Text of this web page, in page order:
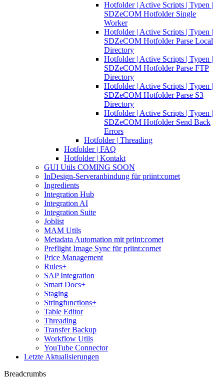
Hotfolder | Active Scripts | Typen |
SDZeCOM Hotfolder Single
Worker
Hotfolder | Active Scripts | Typen |
SDZeCOM Hotfolder Parse Local
Directory
Hotfolder | Active Scripts | Typen |
SDZeCOM Hotfolder Parse FTP
Directory
Hotfolder | Active Scripts | Typen |
SDZeCOM Hotfolder Parse S3
Directory
Hotfolder | Active Scripts | Typen |
SDZeCOM Hotfolder Send Back
Errors
Hotfolder | Threading
Hotfolder | FAQ
Hotfolder | Kontakt
GUI Utils COMING SOON
InDesign-Serveranbindung für priint:comet
Ingredients
Integration Hub
Integration AI
Integration Suite
Joblist
MAM Utils
Metadata Automation mit priint:comet
Preflight Image Sync für priint:comet
Price Management
Rules+
SAP Integration
Smart Docs+
Staging
Stringfunctions+
Table Editor
Threading
Transfer Backup
Workflow Utils
YouTube Connector
Letzte Aktualisierungen
Breadcrumbs